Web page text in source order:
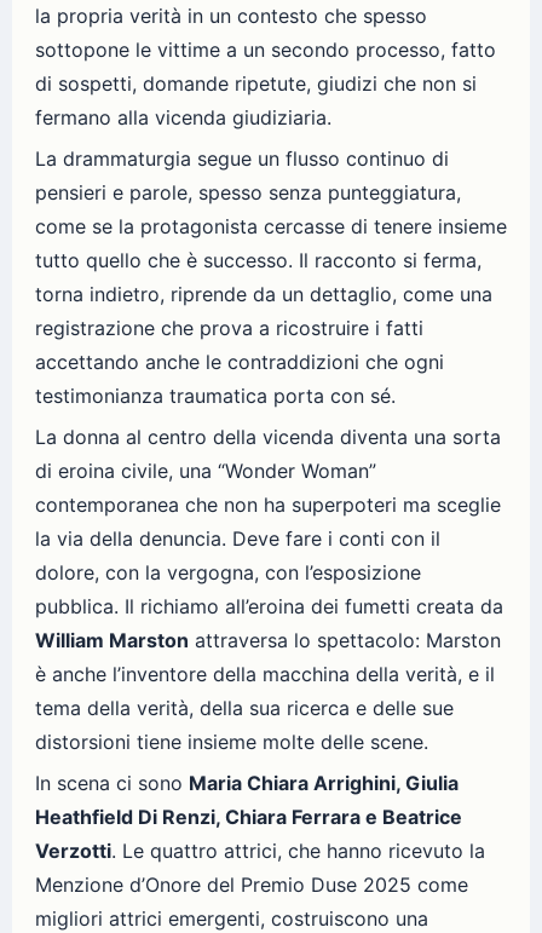
la propria verità in un contesto che spesso
sottopone le vittime a un secondo processo, fatto
di sospetti, domande ripetute, giudizi che non si
fermano alla vicenda giudiziaria.
La drammaturgia segue un flusso continuo di
pensieri e parole, spesso senza punteggiatura,
come se la protagonista cercasse di tenere insieme
tutto quello che è successo. Il racconto si ferma,
torna indietro, riprende da un dettaglio, come una
registrazione che prova a ricostruire i fatti
accettando anche le contraddizioni che ogni
testimonianza traumatica porta con sé.
La donna al centro della vicenda diventa una sorta
di eroina civile, una “Wonder Woman”
contemporanea che non ha superpoteri ma sceglie
la via della denuncia. Deve fare i conti con il
dolore, con la vergogna, con l’esposizione
pubblica. Il richiamo all’eroina dei fumetti creata da
William Marston attraversa lo spettacolo: Marston
è anche l’inventore della macchina della verità, e il
tema della verità, della sua ricerca e delle sue
distorsioni tiene insieme molte delle scene.
In scena ci sono Maria Chiara Arrighini, Giulia
Heathfield Di Renzi, Chiara Ferrara e Beatrice
Verzotti. Le quattro attrici, che hanno ricevuto la
Menzione d’Onore del Premio Duse 2025 come
migliori attrici emergenti, costruiscono una